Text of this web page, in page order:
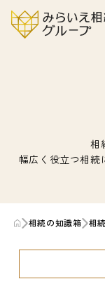
相
幅広く役立つ相続
相続の知識箱 相